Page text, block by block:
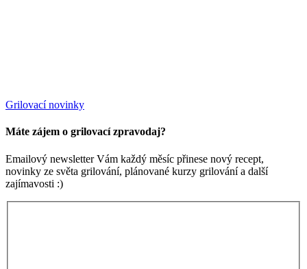
Grilovací novinky
Máte zájem o grilovací zpravodaj?
Emailový newsletter Vám každý měsíc přinese nový recept,
novinky ze světa grilování, plánované kurzy grilování a další
zajímavosti :)